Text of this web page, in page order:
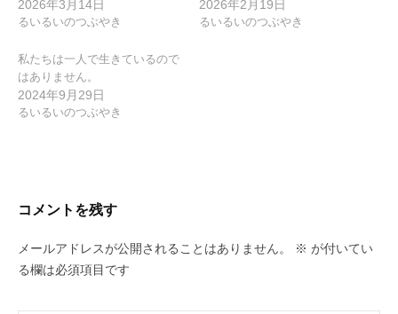
2026年3月14日
るいるいのつぶやき
2026年2月19日
るいるいのつぶやき
私たちは一人で生きているので
はありません。
2024年9月29日
るいるいのつぶやき
コメントを残す
メールアドレスが公開されることはありません。 ※ が付いてい
る欄は必須項目です